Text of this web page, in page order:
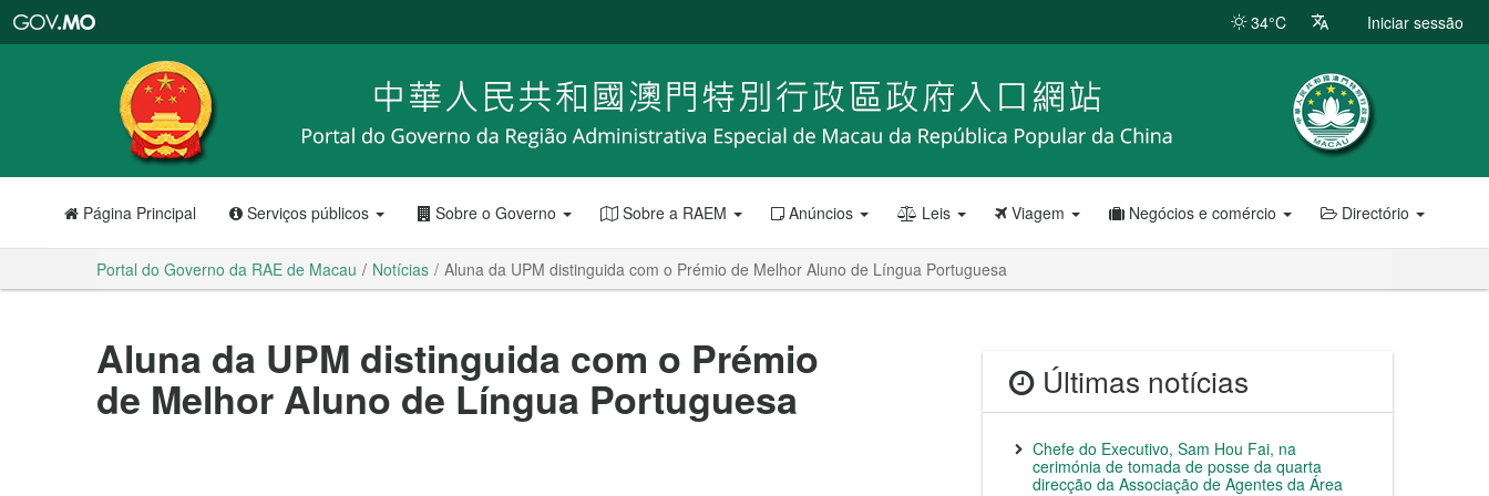
RAE
de
Macau
34°C Iniciar sessão
Página Principal Serviços públicos Sobre o Governo Sobre a RAEM Anúncios Leis Viagem Negócios e comércio Directório
Portal do Governo da RAE de Macau Notícias Aluna da UPM distinguida com o Prémio de Melhor Aluno de Língua Portuguesa
Aluna da UPM distinguida com o Prémio
de Melhor Aluno de Língua Portuguesa Últimas notícias
Chefe do Executivo, Sam Hou Fai, na
cerimónia de tomada de posse da quarta
direcção da Associação de Agentes da Área